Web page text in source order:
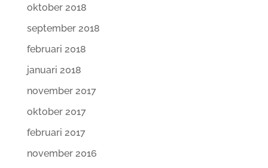
oktober 2018
september 2018
februari 2018
januari 2018
november 2017
oktober 2017
februari 2017
november 2016